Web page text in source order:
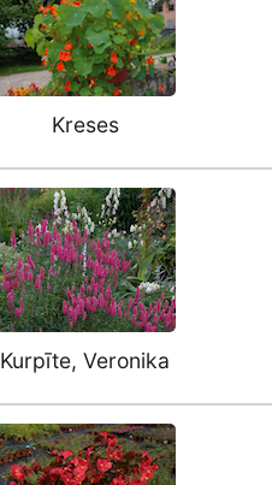
Kreses
Kurpīte, Veronika